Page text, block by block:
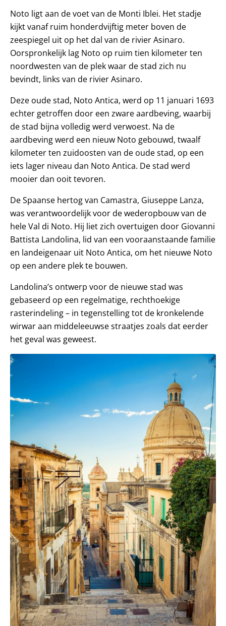
Noto ligt aan de voet van de Monti Iblei. Het stadje
kijkt vanaf ruim honderdvijftig meter boven de
zeespiegel uit op het dal van de rivier Asinaro.
Oorspronkelijk lag Noto op ruim tien kilometer ten
noordwesten van de plek waar de stad zich nu
bevindt, links van de rivier Asinaro.
Deze oude stad, Noto Antica, werd op 11 januari 1693
echter getroffen door een zware aardbeving, waarbij
de stad bijna volledig werd verwoest. Na de
aardbeving werd een nieuw Noto gebouwd, twaalf
kilometer ten zuidoosten van de oude stad, op een
iets lager niveau dan Noto Antica. De stad werd
mooier dan ooit tevoren.
De Spaanse hertog van Camastra, Giuseppe Lanza,
was verantwoordelijk voor de wederopbouw van de
hele Val di Noto. Hij liet zich overtuigen door Giovanni
Battista Landolina, lid van een vooraanstaande familie
en landeigenaar uit Noto Antica, om het nieuwe Noto
op een andere plek te bouwen.
Landolina’s ontwerp voor de nieuwe stad was
gebaseerd op een regelmatige, rechthoekige
rasterindeling – in tegenstelling tot de kronkelende
wirwar aan middeleeuwse straatjes zoals dat eerder
het geval was geweest.